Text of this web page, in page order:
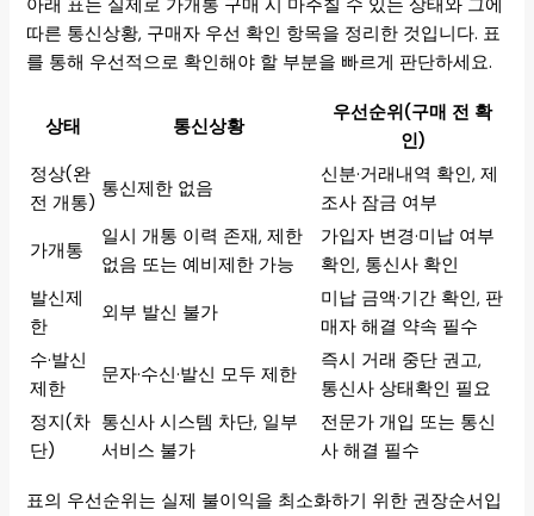
아래 표는 실제로 가개통 구매 시 마주칠 수 있는 상태와 그에
따른 통신상황, 구매자 우선 확인 항목을 정리한 것입니다. 표
를 통해 우선적으로 확인해야 할 부분을 빠르게 판단하세요.
상태 통신상황
우선순위(구매 전 확
인)
정상(완
전 개통)
통신제한 없음
신분·거래내역 확인, 제
조사 잠금 여부
가개통
일시 개통 이력 존재, 제한
없음 또는 예비제한 가능
가입자 변경·미납 여부
확인, 통신사 확인
발신제
한
외부 발신 불가
미납 금액·기간 확인, 판
매자 해결 약속 필수
수·발신
제한
문자·수신·발신 모두 제한
즉시 거래 중단 권고,
통신사 상태확인 필요
정지(차
단)
통신사 시스템 차단, 일부
서비스 불가
전문가 개입 또는 통신
사 해결 필수
표의 우선순위는 실제 불이익을 최소화하기 위한 권장순서입